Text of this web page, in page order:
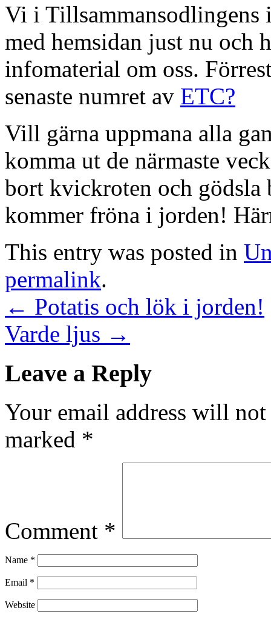
Vi i
med hemsidan just nu och
infomaterial om oss.
senaste numret av ETC?
Vill gärna uppmana alla
komma ut de närmaste
bort kvickroten och gödsla
kommer fröna i jorden!
This entry was posted in
permalink.
← Potatis och lök i jorden!
Varde ljus →
Leave a Reply
Your email address will
marked *
Comment *
Name *
Email *
Website